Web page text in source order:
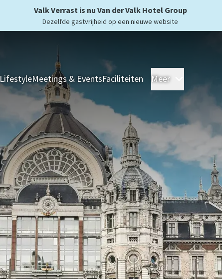
Valk Verrast is nu Van der Valk Hotel Group
Dezelfde gastvrijheid op een nieuwe website
LifestyleMeetings & EventsFaciliteiten Meer